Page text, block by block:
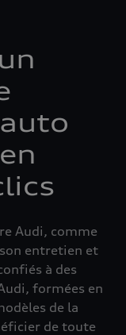
Audi, comme
entretien et
à des
formées en
de la
de toute